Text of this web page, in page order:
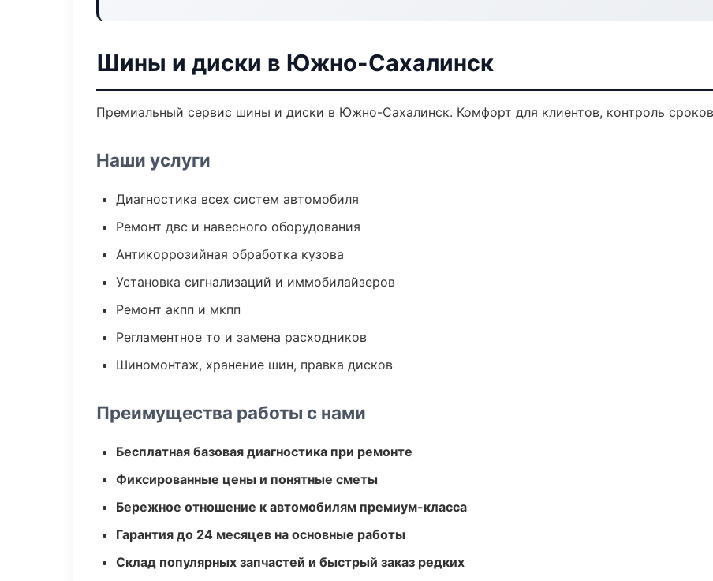
Шины и диски в Южно-Сахалинск
Премиальный сервис шины и диски в Южно-Сахалинск. Комфорт для клиентов, контроль
Наши услуги
Диагностика всех систем автомобиля
Ремонт двс и навесного оборудования
Антикоррозийная обработка кузова
Установка сигнализаций и иммобилайзеров
Ремонт акпп и мкпп
Регламентное то и замена расходников
Шиномонтаж, хранение шин, правка дисков
Преимущества работы с нами
Бесплатная базовая диагностика при ремонте
Фиксированные цены и понятные сметы
Бережное отношение к автомобилям премиум-класса
Гарантия до 24 месяцев на основные работы
Склад популярных запчастей и быстрый заказ редких